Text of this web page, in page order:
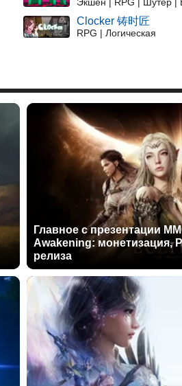
Clocker 铸时匠
RPG | Логическая
Главное с презентации
Awakening: монетизация,
релиза